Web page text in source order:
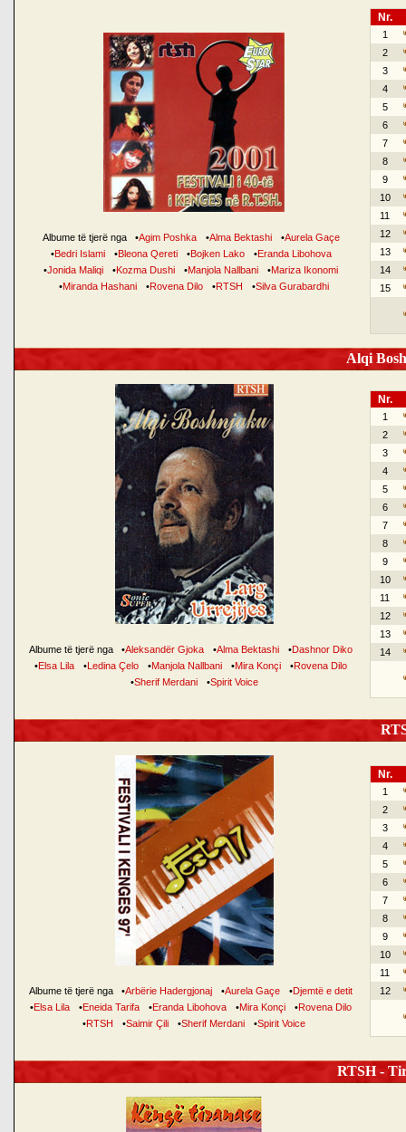
Albume të tjerë nga •Agim Poshka •Alma Bektashi •Aurela Gaçe
•Bedri Islami •Bleona Qereti •Bojken Lako •Eranda Libohova
•Jonida Maliqi •Kozma Dushi •Manjola Nallbani •Mariza Ikonomi
•Miranda Hashani •Rovena Dilo •RTSH •Silva Gurabardhi
Nr.
1
2
3
4
5
6
7
8
9
10
11
12
13
14
15
Alqi
Albume të tjerë nga •Aleksandër Gjoka •Alma Bektashi •Dashnor Diko
•Elsa Lila •Ledina Çelo •Manjola Nallbani •Mira Konçi •Rovena Dilo
•Sherif Merdani •Spirit Voice
Nr.
1
2
3
4
5
6
7
8
9
10
11
12
13
14
Albume të tjerë nga •Arbërie Hadergjonaj •Aurela Gaçe •Djemtë e detit
•Elsa Lila •Eneida Tarifa •Eranda Libohova •Mira Konçi •Rovena Dilo
•RTSH •Saimir Çili •Sherif Merdani •Spirit Voice
Nr.
1
2
3
4
5
6
7
8
9
10
11
12
RTSH -